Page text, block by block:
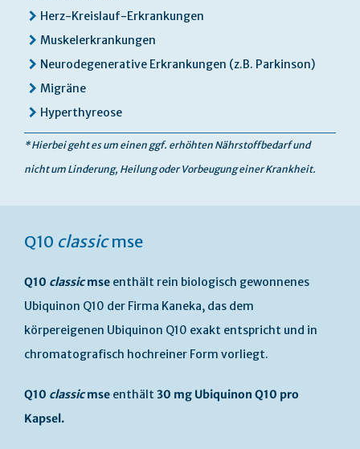
Herz-Kreislauf-Erkrankungen
Muskelerkrankungen
Neurodegenerative Erkrankungen (z.B. Parkinson)
Migräne
Hyperthyreose
* Hierbei geht es um einen ggf. erhöhten Nährstoffbedarf und
nicht um Linderung, Heilung oder Vorbeugung einer Krankheit.
Q10 classicmse
Q10 classicmse enthält rein biologisch gewonnenes
Ubiquinon Q10 der Firma Kaneka, das dem
körpereigenen Ubiquinon Q10 exakt entspricht und in
chromatografisch hochreiner Form vorliegt.
Q10 classicmse enthält 30 mg Ubiquinon Q10 pro
Kapsel.